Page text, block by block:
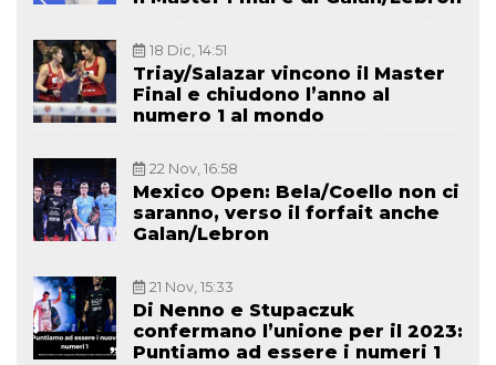
18 Dic, 14:51
Triay/Salazar vincono il Master
Final e chiudono l’anno al
numero 1 al mondo
22 Nov, 16:58
Mexico Open: Bela/Coello non ci
saranno, verso il forfait anche
Galan/Lebron
21 Nov, 15:33
Di Nenno e Stupaczuk
confermano l’unione per il 2023:
Puntiamo ad essere i numeri 1